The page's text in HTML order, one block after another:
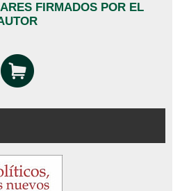
FIRMADOS POR EL